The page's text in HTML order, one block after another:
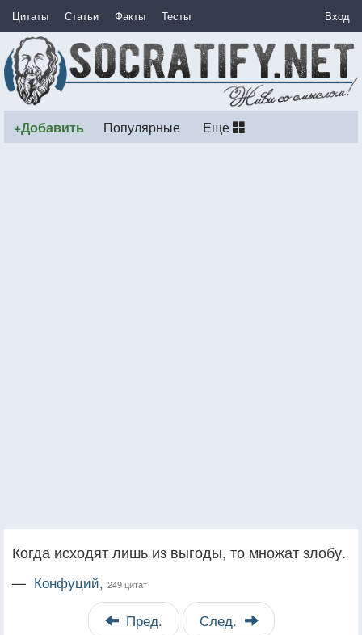
Цитаты Статьи Факты Тесты Вход
+Добавить Популярные Еще
Когда исходят лишь из выгоды, то множат злобу.
— Конфуций, 249 цитат
Пред. След.